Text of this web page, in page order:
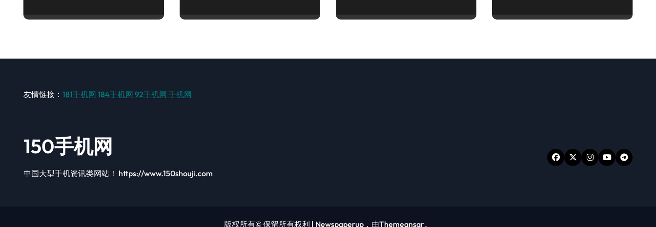
友情链接： 181手机网 184手机网 92手机网 手机网
150手机网
中国大型手机资讯类网站！ https://www.150shouji.com
版权所有© 保留所有权利 | Newspaperup ，由Themeansar。